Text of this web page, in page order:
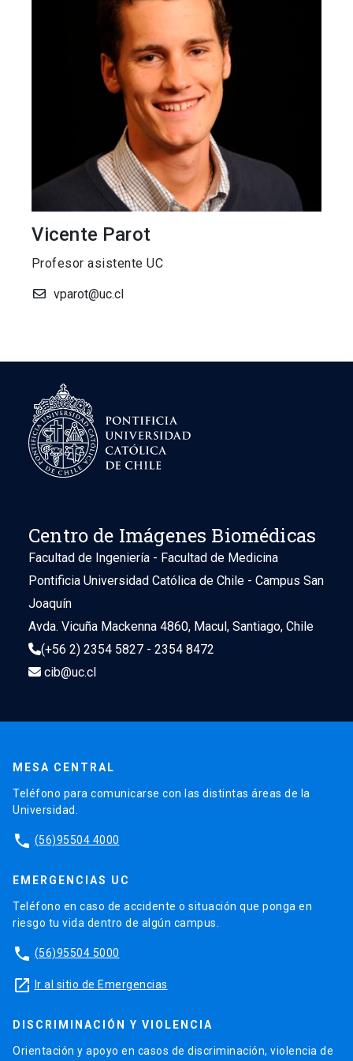
Vicente Parot
Profesor asistente UC
vparot@uc.cl
Centro de Imágenes Biomédicas
Facultad de Ingeniería - Facultad de Medicina
Pontificia Universidad Católica de Chile - Campus San
Joaquín
Avda. Vicuña Mackenna 4860, Macul, Santiago, Chile
(+56 2) 2354 5827 - 2354 8472
cib@uc.cl
MESA CENTRAL
Teléfono para comunicarse con las distintas áreas de la
Universidad.
phone (56)95504 4000
EMERGENCIAS UC
Teléfono en caso de accidente o situación que ponga en
riesgo tu vida dentro de algún campus.
phone (56)95504 5000
launch Ir al sitio de Emergencias
DISCRIMINACIÓN Y VIOLENCIA
Orientación y apoyo en casos de discriminación, violencia de